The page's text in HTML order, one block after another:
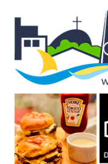
conteúdo